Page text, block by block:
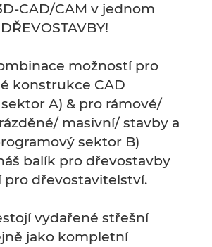
CAD/CAM v jednom
možností pro
konstrukce CAD
A) & pro rámové/
masivní/ stavby a
sektor B)
balík pro dřevostavby
pro dřevostavitelství.
vydařené střešní
jako kompletní